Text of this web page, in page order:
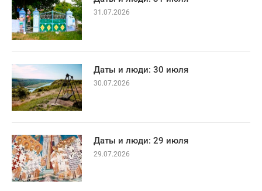
31.07.2026
Даты и люди: 30 июля
30.07.2026
Даты и люди: 29 июля
29.07.2026